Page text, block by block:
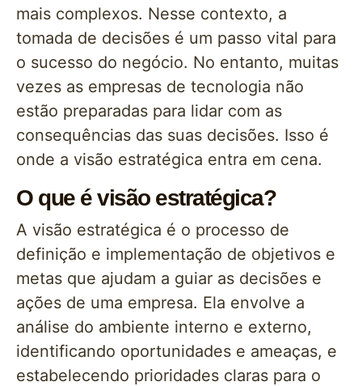
mais complexos. Nesse contexto, a
tomada de decisões é um passo vital para
o sucesso do negócio. No entanto, muitas
vezes as empresas de tecnologia não
estão preparadas para lidar com as
consequências das suas decisões. Isso é
onde a visão estratégica entra em cena.
O que é visão estratégica?
A visão estratégica é o processo de
definição e implementação de objetivos e
metas que ajudam a guiar as decisões e
ações de uma empresa. Ela envolve a
análise do ambiente interno e externo,
identificando oportunidades e ameaças, e
estabelecendo prioridades claras para o